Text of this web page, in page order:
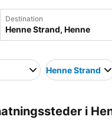
Destination
Henne Strand
i